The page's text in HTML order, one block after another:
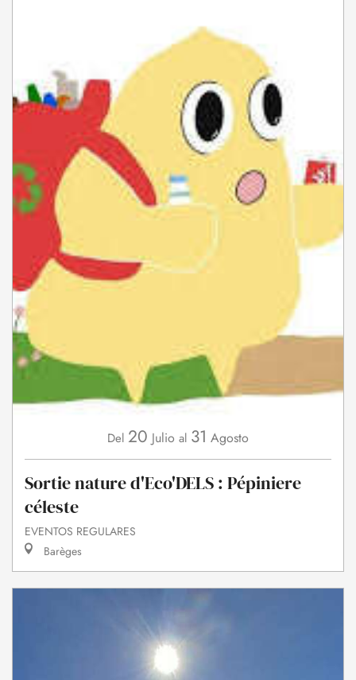
Del 20 Julio al 31 Agosto
Sortie nature d'Eco'DELS : Pépiniere
céleste
EVENTOS REGULARES
Barèges